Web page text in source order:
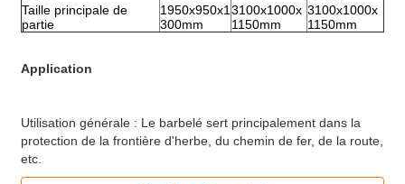
Taille principale de
partie
1950x950x1
300mm
3100x1000x
1150mm
3100x1000x
1150mm
Application
Utilisation générale : Le barbelé sert principalement dans la
protection de la frontière d'herbe, du chemin de fer, de la route,
etc.